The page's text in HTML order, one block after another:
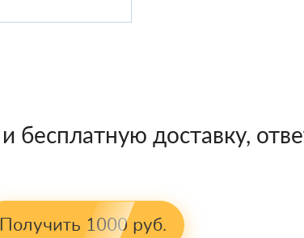
и бесплатную доставку,
Получить 1000 руб.